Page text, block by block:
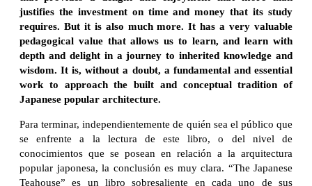
justifies the investment on time and money that its study
requires. But it is also much more. It has a very valuable
pedagogical value that allows us to learn, and learn with
depth and delight in a journey to inherited knowledge and
wisdom. It is, without a doubt, a fundamental and essential
work to approach the built and conceptual tradition of
Japanese popular architecture.
Para terminar, independientemente de quién sea el público que
se enfrente a la lectura de este libro, o del nivel de
conocimientos que se posean en relación a la arquitectura
popular japonesa, la conclusión es muy clara. “The Japanese
Teahouse” es un libro sobresaliente en cada uno de sus